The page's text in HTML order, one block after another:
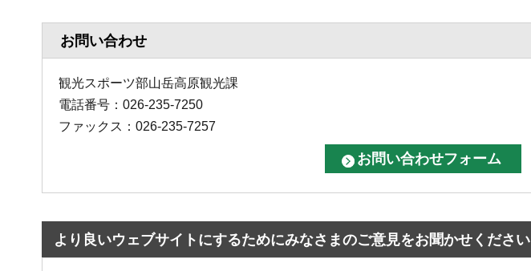
お問い合わせ
観光スポーツ部山岳高原観光課
電話番号：026-235-7250
ファックス：026-235-7257
より良いウェブサイトにするためにみなさまのご意見をお聞かせください